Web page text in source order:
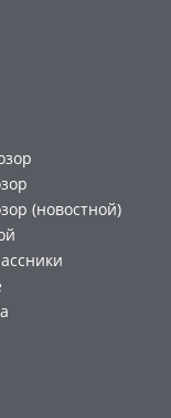
(новостной)